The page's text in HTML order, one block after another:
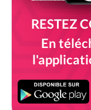
RESTEZ
En